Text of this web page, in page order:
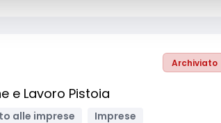
Archiviato
e Lavoro Pistoia
alle imprese
Imprese